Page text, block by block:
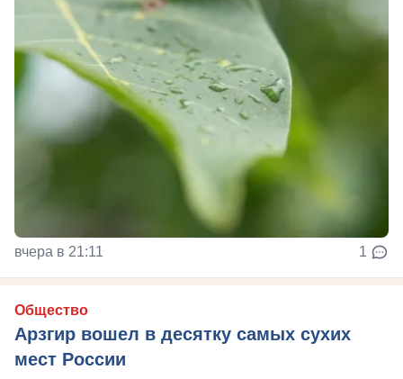
вчера в 21:11 1
Общество
Арзгир вошел в десятку самых сухих
мест России